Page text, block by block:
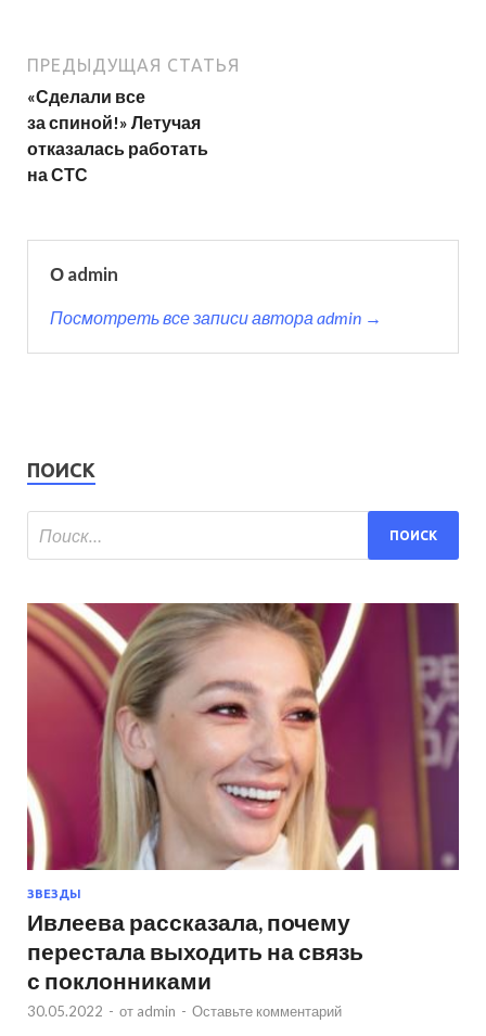
ПРЕДЫДУЩАЯ СТАТЬЯ
«Сделали все
за спиной!» Летучая
отказалась работать
на СТС
О admin
Посмотреть все записи автора admin →
ПОИСК
ЗВЕЗДЫ
Ивлеева рассказала, почему
перестала выходить на связь
с поклонниками
30.05.2022 - от admin - Оставьте комментарий